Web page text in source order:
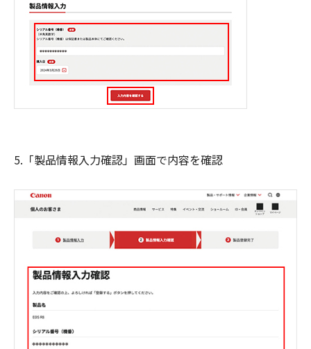
5.「製品情報入力確認」画面で内容を確認